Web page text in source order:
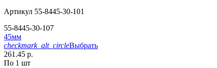
Артикул 55-8445-30-101
55-8445-30-107
45мм
checkmark_alt_circleВыбрать
261.45 р.
По 1 шт